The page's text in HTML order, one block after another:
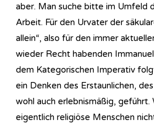
aber. Man suche bitte im Umfeld
Arbeit. Für den Urvater der
allein“, also für den immer
wieder Recht habenden
dem Kategorischen Imperativ
ein Denken des Erstaunlichen,
wohl auch erlebnismäßig, geführt.
eigentlich religiöse Menschen